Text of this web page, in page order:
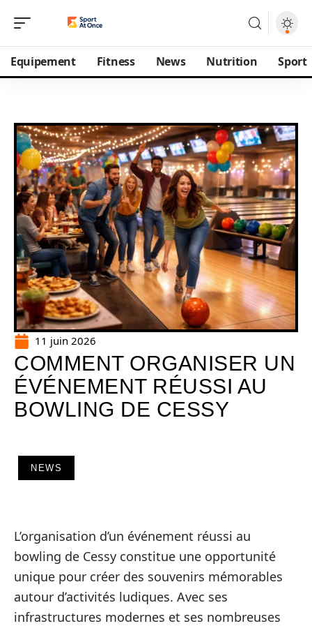
Equipement Fitness News Nutrition Sport
11 juin 2026
COMMENT ORGANISER UN
ÉVÉNEMENT RÉUSSI AU
BOWLING DE CESSY
NEWS
L’organisation d’un événement réussi au
bowling de Cessy constitue une opportunité
unique pour créer des souvenirs mémorables
autour d’activités ludiques. Avec ses
infrastructures modernes et ses nombreuses